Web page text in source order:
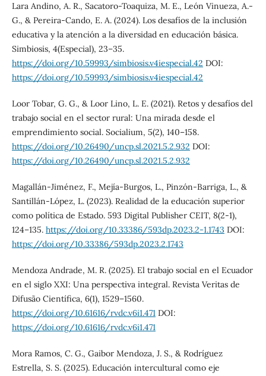
Lara Andino, A. R., Sacatoro-Toaquiza, M. E., León Vinueza, A.-
G., & Pereira-Cando, E. A. (2024). Los desafíos de la inclusión
educativa y la atención a la diversidad en educación básica.
Simbiosis, 4(Especial), 23–35.
https://doi.org/10.59993/simbiosis.v4iespecial.42 DOI:
https://doi.org/10.59993/simbiosis.v4iespecial.42
Loor Tobar, G. G., & Loor Lino, L. E. (2021). Retos y desafíos del
trabajo social en el sector rural: Una mirada desde el
emprendimiento social. Socialium, 5(2), 140–158.
https://doi.org/10.26490/uncp.sl.2021.5.2.932 DOI:
https://doi.org/10.26490/uncp.sl.2021.5.2.932
Magallán-Jiménez, F., Mejía-Burgos, L., Pinzón-Barriga, L., &
Santillán-López, L. (2023). Realidad de la educación superior
como política de Estado. 593 Digital Publisher CEIT, 8(2-1),
124–135. https://doi.org/10.33386/593dp.2023.2-1.1743 DOI:
https://doi.org/10.33386/593dp.2023.2.1743
Mendoza Andrade, M. R. (2025). El trabajo social en el Ecuador
en el siglo XXI: Una perspectiva integral. Revista Veritas de
Difusão Científica, 6(1), 1529–1560.
https://doi.org/10.61616/rvdc.v6i1.471DOI:
https://doi.org/10.61616/rvdc.v6i1.471
Mora Ramos, C. G., Gaibor Mendoza, J. S., & Rodríguez
Estrella, S. S. (2025). Educación intercultural como eje